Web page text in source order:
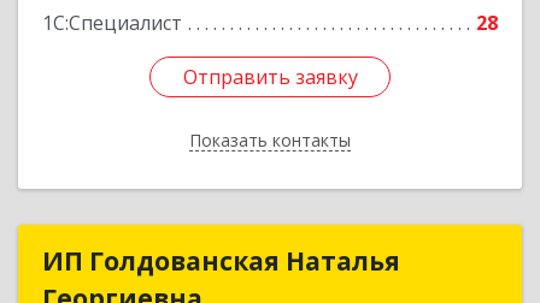
1С:Специалист
28
Отправить заявку
Показать контакты
Отправить заявку
Назад
ИП Голдованская Наталья
ИП Голдованская Наталья